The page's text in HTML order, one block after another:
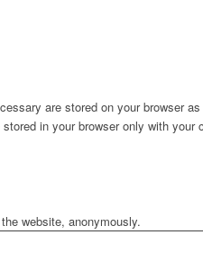
are stored on your browser
in your browser only with
website, anonymously.